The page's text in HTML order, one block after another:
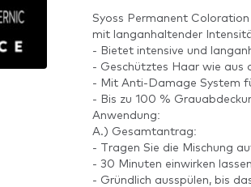
Syoss Permanent
mit langanhaltender
- Bietet intensive und
- Geschütztes Haar wie aus
- Mit Anti-Damage System
- Bis zu 100 %
Anwendung:
A.) Gesamtantrag:
- Tragen Sie die Mischung
- 30 Minuten einwirken
- Gründlich ausspülen, bis